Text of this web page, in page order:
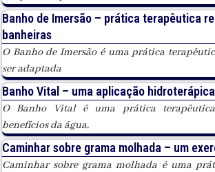
Banho de Imersão – prática terapêutica
banheiras
O Banho de Imersão é uma prática
ser adaptada
Banho Vital – uma aplicação
O Banho Vital é uma prática
benefícios da água,
Caminhar sobre grama molhada – um
Caminhar sobre grama molhada é uma